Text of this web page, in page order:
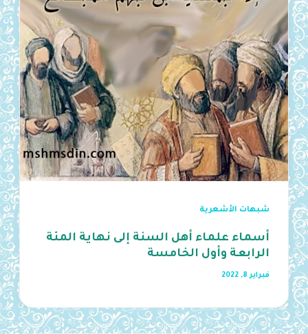
شبهات الأشعرية
أسماء علماء أهل السنة إلى نهاية المئة
الرابعة وأول الخامسة
فبراير 8, 2022